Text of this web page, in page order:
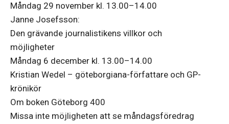
Måndag 29 november kl. 13.00–14.00
Janne Josefsson:
Den grävande journalistikens villkor och
möjligheter
Måndag 6 december kl. 13.00–14.00
Kristian Wedel – göteborgiana-författare och GP-
krönikör
Om boken Göteborg 400
Missa inte möjligheten att se måndagsföredrag